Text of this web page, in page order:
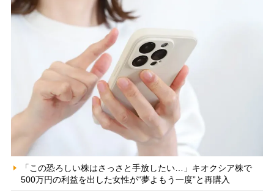
「この恐ろしい株はさっさと手放したい…」キオクシア株で
500万円の利益を出した女性が“夢よもう一度”と再購入